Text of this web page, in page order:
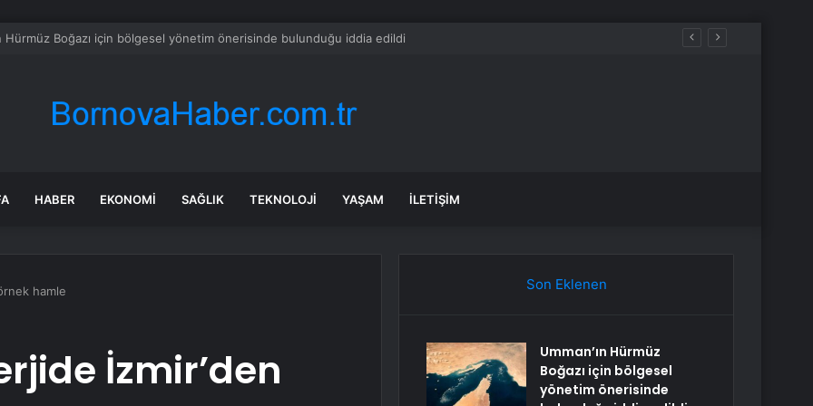
skandal görüntü! Hamuru böyle hazırladılar
HABER EKONOMI SAĞLIK TEKNOLOJI YAŞAM İLETIŞIM
hamle
İzmir’den
Son Eklenen
Umman’ın Hürmüz
Boğazı için bölgesel
yönetim önerisinde